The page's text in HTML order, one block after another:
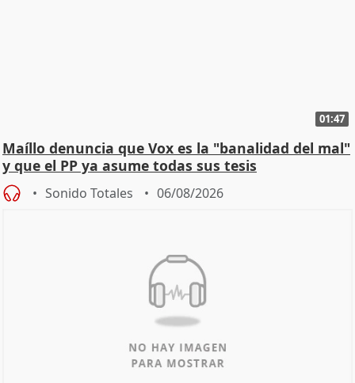
01:47
Maíllo denuncia que Vox es la "banalidad del mal"
y que el PP ya asume todas sus tesis
Sonido Totales 06/08/2026